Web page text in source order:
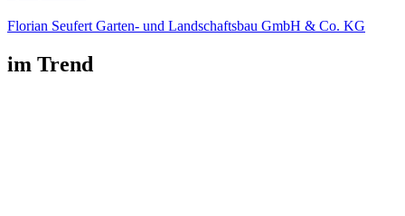
Florian Seufert Garten- und Landschaftsbau GmbH & Co. KG
im Trend